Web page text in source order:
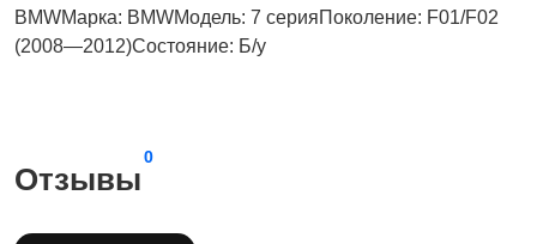
BMWМарка: BMWМодель: 7 серияПоколение: F01/F02
(2008—2012)Состояние: Б/у
Отзывы
0